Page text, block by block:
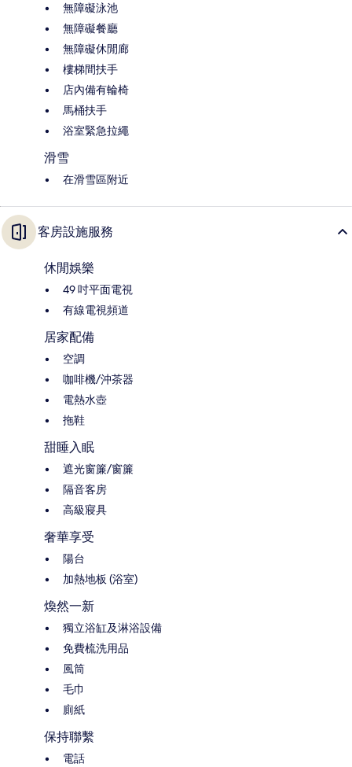
無障礙泳池
無障礙餐廳
無障礙休閒廊
樓梯間扶手
店內備有輪椅
馬桶扶手
浴室緊急拉繩
滑雪
在滑雪區附近
客房設施服務
休閒娛樂
49 吋平面電視
有線電視頻道
居家配備
空調
咖啡機/沖茶器
電熱水壺
拖鞋
甜睡入眠
遮光窗簾/窗簾
隔音客房
高級寢具
奢華享受
陽台
加熱地板 (浴室)
煥然一新
獨立浴缸及淋浴設備
免費梳洗用品
風筒
毛巾
廁紙
保持聯繫
電話